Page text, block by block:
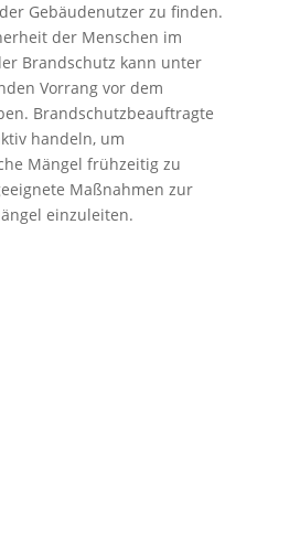
Gebäudenutzer zu finden.
der Menschen im
Brandschutz kann unter
Vorrang vor dem
Brandschutzbeauftragte
handeln, um
Mängel frühzeitig zu
Maßnahmen zur
einzuleiten.